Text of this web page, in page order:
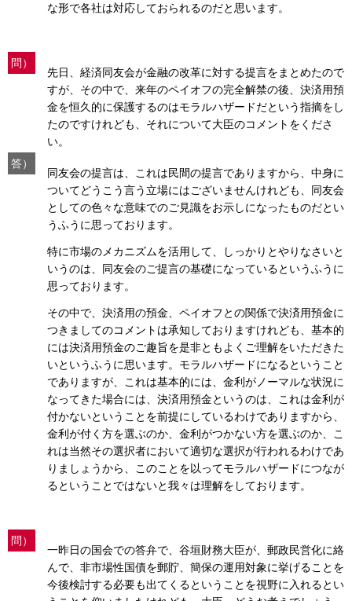
な形で各社は対応しておられるのだと思います。
問）
先日、経済同友会が金融の改革に対する提言をまとめたので
すが、その中で、来年のペイオフの完全解禁の後、決済用預
金を恒久的に保護するのはモラルハザードだという指摘をし
たのですけれども、それについて大臣のコメントをくださ
い。
答）
同友会の提言は、これは民間の提言でありますから、中身に
ついてどうこう言う立場にはございませんけれども、同友会
としての色々な意味でのご見識をお示しになったものだとい
うふうに思っております。
特に市場のメカニズムを活用して、しっかりとやりなさいと
いうのは、同友会のご提言の基礎になっているというふうに
思っております。
その中で、決済用の預金、ペイオフとの関係で決済用預金に
つきましてのコメントは承知しておりますけれども、基本的
には決済用預金のご趣旨を是非ともよくご理解をいただきた
いというふうに思います。モラルハザードになるということ
でありますが、これは基本的には、金利がノーマルな状況に
なってきた場合には、決済用預金というのは、これは金利が
付かないということを前提にしているわけでありますから、
金利が付く方を選ぶのか、金利がつかない方を選ぶのか、こ
れは当然その選択者において適切な選択が行われるわけであ
りましょうから、このことを以ってモラルハザードにつなが
るということではないと我々は理解をしております。
問）
一昨日の国会での答弁で、谷垣財務大臣が、郵政民営化に絡
んで、非市場性国債を郵貯、簡保の運用対象に挙げることを
今後検討する必要も出てくるということを視野に入れるとい